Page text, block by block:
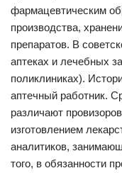
фармацевтическим
производства,
препаратов. В
аптеках и лечебных
поликлиниках).
аптечный работник.
различают
изготовлением
аналитиков,
того, в обязанности